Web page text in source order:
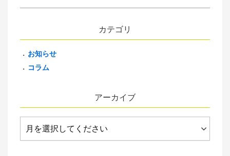
カテゴリ
お知らせ
コラム
アーカイブ